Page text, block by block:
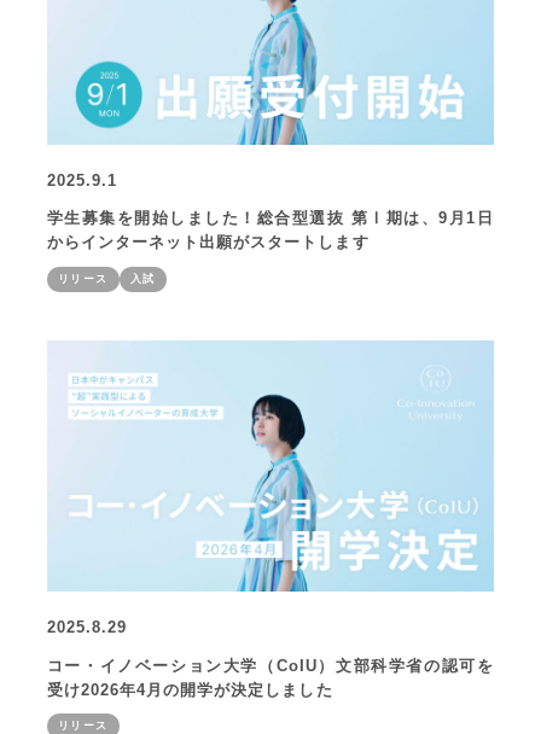
2025.9.1
学生募集を開始しました！総合型選抜 第Ⅰ期は、9月1日
からインターネット出願がスタートします
リリース 入試
2025.8.29
コー・イノベーション大学（CoIU）文部科学省の認可を
受け2026年4月の開学が決定しました
リリース